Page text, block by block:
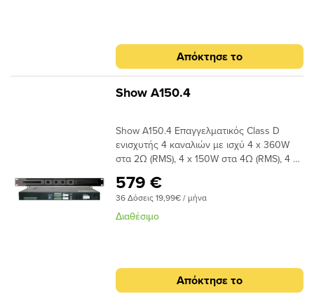
Απόκτησε το
Show A150.4
Show A150.4 Επαγγελματικός Class D
ενισχυτής 4 καναλιών με ισχύ 4 x 360W
στα 2Ω (RMS), 4 x 150W στα 4Ω (RMS), 4 x
mono 2 x 720W στα 4Ω (RMS) και mono 2
x 300W στα 8Ω (RMS). Διαθέτει
ενσωματωμένο crossover για απευθείας
579 €
36 Δόσεις 19,99€ / μήνα
Διαθέσιμο
Απόκτησε το